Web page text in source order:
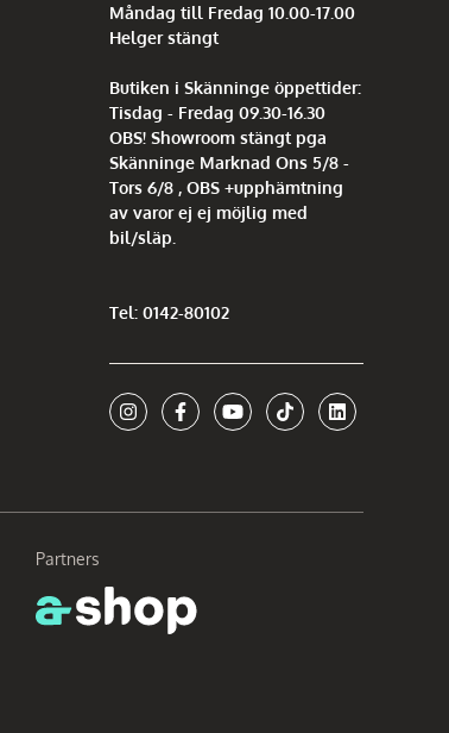
Måndag till Fredag 10.00-17.00
Helger stängt
Butiken i Skänninge öppettider:
Tisdag - Fredag 09.30-16.30
OBS! Showroom stängt pga
Skänninge Marknad Ons 5/8 -
Tors 6/8 , OBS +upphämtning
av varor ej ej möjlig med
bil/släp.
Tel: 0142-80102
Partners